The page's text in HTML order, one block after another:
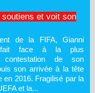
et voit son
de la FIFA, Gianni
fait face à la plus
contestation de son
son arrivée à la tête
en 2016. Fragilisé par la
et la...